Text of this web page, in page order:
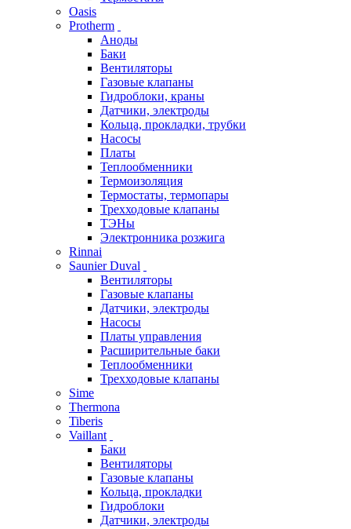
Oasis
Protherm
Аноды
Баки
Вентиляторы
Газовые клапаны
Гидроблоки, краны
Датчики, электроды
Кольца, прокладки, трубки
Насосы
Платы
Теплообменники
Термоизоляция
Термостаты, термопары
Трехходовые клапаны
ТЭНы
Электронника розжига
Rinnai
Saunier Duval
Вентиляторы
Газовые клапаны
Датчики, электроды
Насосы
Платы управления
Расширительные баки
Теплообменники
Трехходовые клапаны
Sime
Thermona
Tiberis
Vaillant
Баки
Вентиляторы
Газовые клапаны
Кольца, прокладки
Гидроблоки
Датчики, электроды